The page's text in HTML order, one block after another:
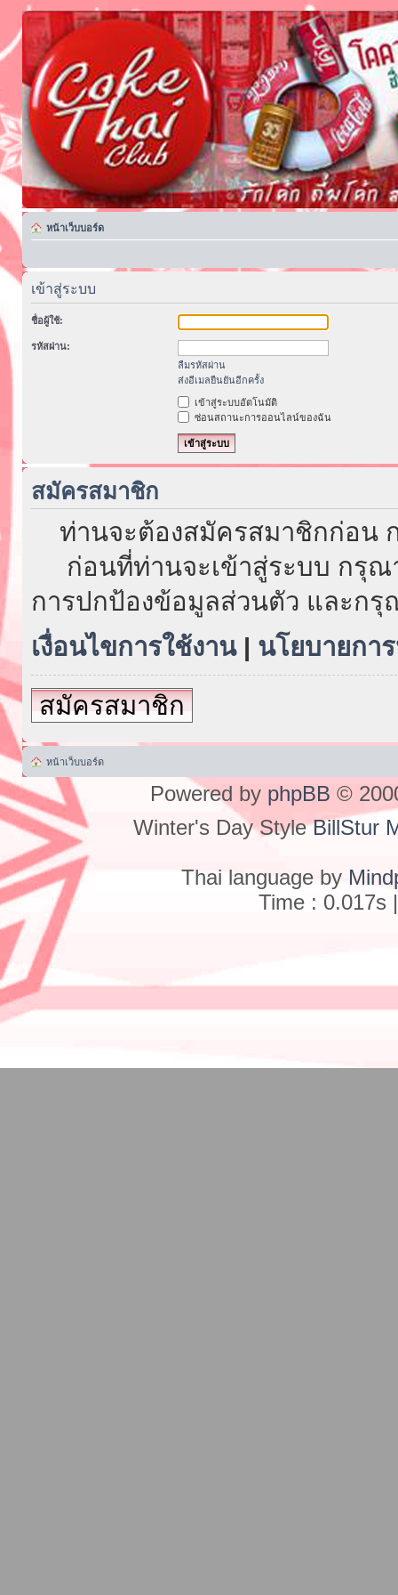
หน้าเว็บบอร์ด
เข้าสู่ระบบ
ชื่อผู้ใช้:
รหัสผ่าน:
ลืมรหัสผ่าน
ส่งอีเมลยืนยันอีกครั้ง
เข้าสู่ระบบอัตโนมัติ
ซ่อนสถานะการออนไลน์ของฉัน
สมัครสมาชิก
ท่านจะต้องสมัครสมาชิกก่อน
ก่อนที่ท่านจะเข้าสู่ระบบ กรุณ
การปกป้องข้อมูลส่วนตัว และก
เงื่อนไขการใช้งาน| นโยบายกา
สมัครสมาชิก
หน้าเว็บบอร์ด
Powered by phpBB ©
Winter's Day StyleBillStur
Thai language by
Time : 0.017s